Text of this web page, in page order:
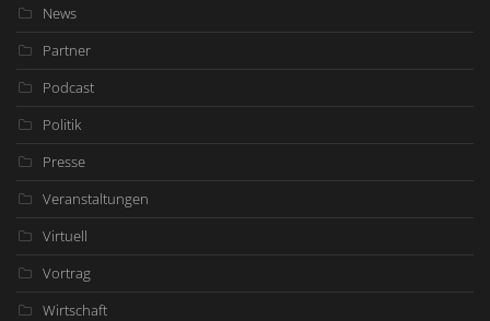
News
Partner
Podcast
Politik
Presse
Veranstaltungen
Virtuell
Vortrag
Wirtschaft